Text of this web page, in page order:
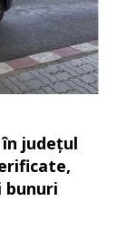
în județul
bunuri